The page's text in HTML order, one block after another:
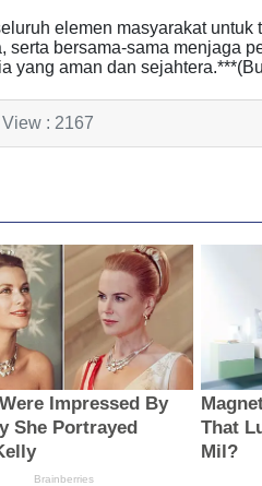
elemen masyarakat untuk
bersama-sama menjaga
yang aman dan
: 2167